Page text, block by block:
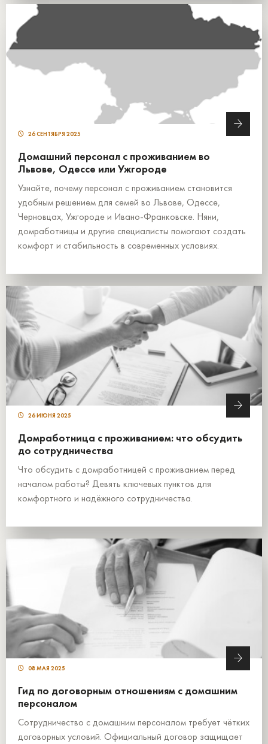
26 СЕНТЯБРЯ 2025
Домашний персонал с проживанием во
Львове, Одессе или Ужгороде
Узнайте, почему персонал с проживанием становится
удобным решением для семей во Львове, Одессе,
Черновцах, Ужгороде и Ивано-Франковске. Няни,
домработницы и другие специалисты помогают создать
комфорт и стабильность в современных условиях.
26 ИЮНЯ 2025
Домработница с проживанием: что обсудить
до сотрудничества
Что обсудить с домработницей с проживанием перед
началом работы? Девять ключевых пунктов для
комфортного и надёжного сотрудничества.
08 МАЯ 2025
Гид по договорным отношениям с домашним
персоналом
Сотрудничество с домашним персоналом требует чётких
договорных условий. Официальный договор защищает